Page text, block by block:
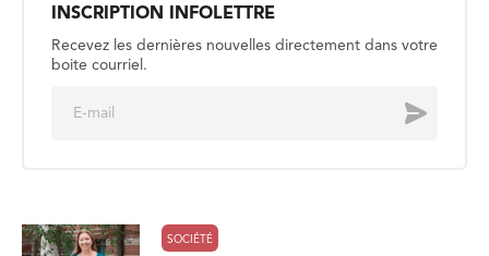
INSCRIPTION INFOLETTRE
Recevez les dernières nouvelles directement dans votre
boite courriel.
Envoyer
SOCIÉTÉ